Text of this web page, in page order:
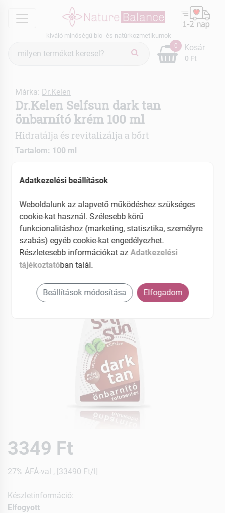
menu
kiváló minőségű bio- és natúrkozmetikumok
keresés
0
0 Ft
Kosár
Márka: Dr.Kelen
Dr.Kelen Selfsun dark tan
önbarnító krém 100 ml
Hidratálja és revitalizálja a bőrt
Tartalom: 100 ml
Napallergia és pigmenthiány esetén is
EAN: 5997742301050
3349 Ft
27% ÁFÁ-val , [33490 Ft/l]
Készletinformáció:
Elfogyott
Adatkezelési beállítások
Weboldalunk az alapvető működéshez szükséges
cookie-kat használ. Szélesebb körű
funkcionalitáshoz (marketing, statisztika, személyre
szabás) egyéb cookie-kat engedélyezhet.
Részletesebb információkat azAdatkezelési
tájékoztatóban talál.
Beállítások módosítása Elfogadom